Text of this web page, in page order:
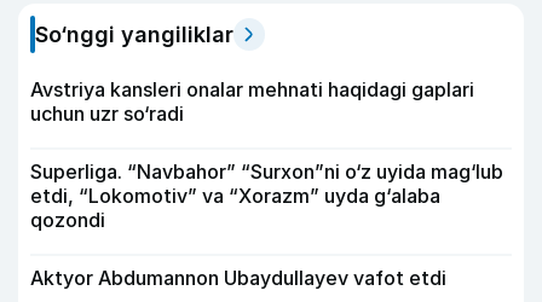
So‘nggi yangiliklar
Avstriya kansleri onalar mehnati haqidagi gaplari
uchun uzr so‘radi
Superliga. “Navbahor” “Surxon”ni o‘z uyida mag‘lub
etdi, “Lokomotiv” va “Xorazm” uyda g‘alaba
qozondi
Aktyor Abdu­mannon Ubaydullayev vafot etdi